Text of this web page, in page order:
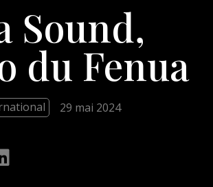
Sound,
du Fenua
29 mai 2024